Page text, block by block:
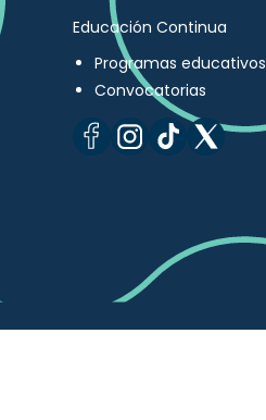
Educación Continua
Programas educativos
Convocatorias